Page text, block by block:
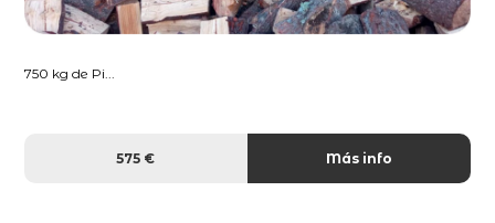
750 kg de Pi...
575 € Más info